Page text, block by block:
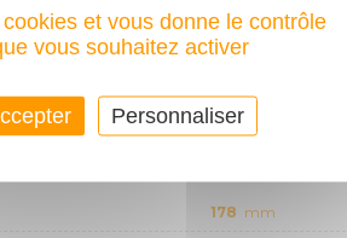
178 mm
et vous donne le contrôle
vous souhaitez activer
Personnaliser